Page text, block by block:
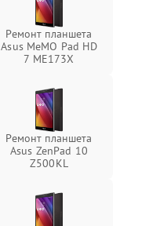
Ремонт планшета
Asus MeMO Pad HD
7 ME173X
Ремонт планшета
Asus ZenPad 10
Z500KL